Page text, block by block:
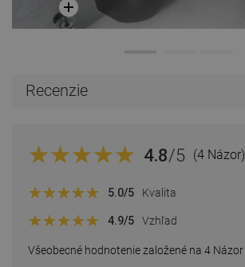
Recenzie
4.8/5 (4 Názor)
Všeobecné hodnotenie založené na 4 Názor
5.0/5 Kvalita
4.9/5 Vzhľad